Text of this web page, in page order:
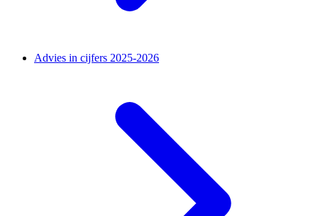
Advies in cijfers 2025-2026